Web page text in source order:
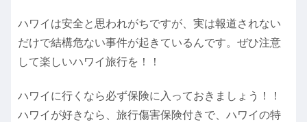
ハワイは安全と思われがちですが、実は報道されない
だけで結構危ない事件が起きているんです。ぜひ注意
して楽しいハワイ旅行を！！
ハワイに行くなら必ず保険に入っておきましょう！！
ハワイが好きなら、旅行傷害保険付きで、ハワイの特